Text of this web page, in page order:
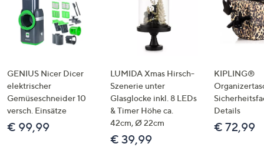
GENIUS Nicer Dicer
elektrischer
Gemüseschneider 10
versch. Einsätze
€ 99,99
LUMIDA Xmas Hirsch-
Szenerie unter
Glasglocke inkl. 8 LEDs
& Timer Höhe ca.
42cm, Ø 22cm
€ 39,99
KIPLING®
Details
€ 72,99